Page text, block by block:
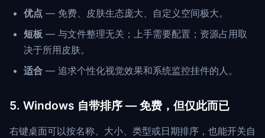
优点 — 免费、皮肤生态庞大、自定义空间极大。
短板 — 与文件整理无关；上手需要配置；资源占用取
决于所用皮肤。
适合 — 追求个性化视觉效果和系统监控挂件的人。
5. Windows 自带排序 — 免费，但仅此而已
右键桌面可以按名称、大小、类型或日期排序，也能开关自